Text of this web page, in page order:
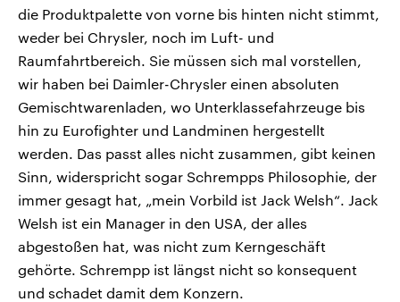
die Produktpalette von vorne bis hinten nicht stimmt,
weder bei Chrysler, noch im Luft- und
Raumfahrtbereich. Sie müssen sich mal vorstellen,
wir haben bei Daimler-Chrysler einen absoluten
Gemischtwarenladen, wo Unterklassefahrzeuge bis
hin zu Eurofighter und Landminen hergestellt
werden. Das passt alles nicht zusammen, gibt keinen
Sinn, widerspricht sogar Schrempps Philosophie, der
immer gesagt hat, „mein Vorbild ist Jack Welsh“. Jack
Welsh ist ein Manager in den USA, der alles
abgestoßen hat, was nicht zum Kerngeschäft
gehörte. Schrempp ist längst nicht so konsequent
und schadet damit dem Konzern.